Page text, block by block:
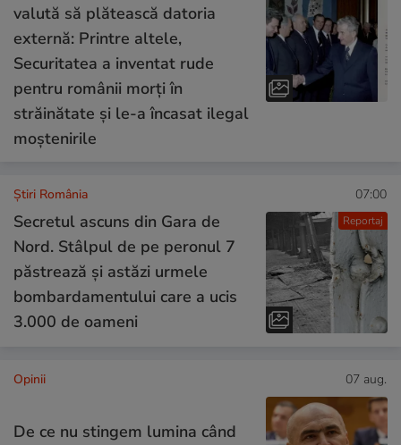
valută să plătească datoria
externă: Printre altele,
Securitatea a inventat rude
pentru românii morți în
străinătate și le-a încasat ilegal
moștenirile
Reportaj
Știri România 07:00
Secretul ascuns din Gara de
Nord. Stâlpul de pe peronul 7
păstrează și astăzi urmele
bombardamentului care a ucis
3.000 de oameni
Opinii 07 aug.
De ce nu stingem lumina când